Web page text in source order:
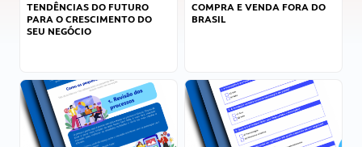
TENDÊNCIAS DO FUTURO
PARA O CRESCIMENTO DO
SEU NEGÓCIO
COMPRA E VENDA FORA DO
BRASIL